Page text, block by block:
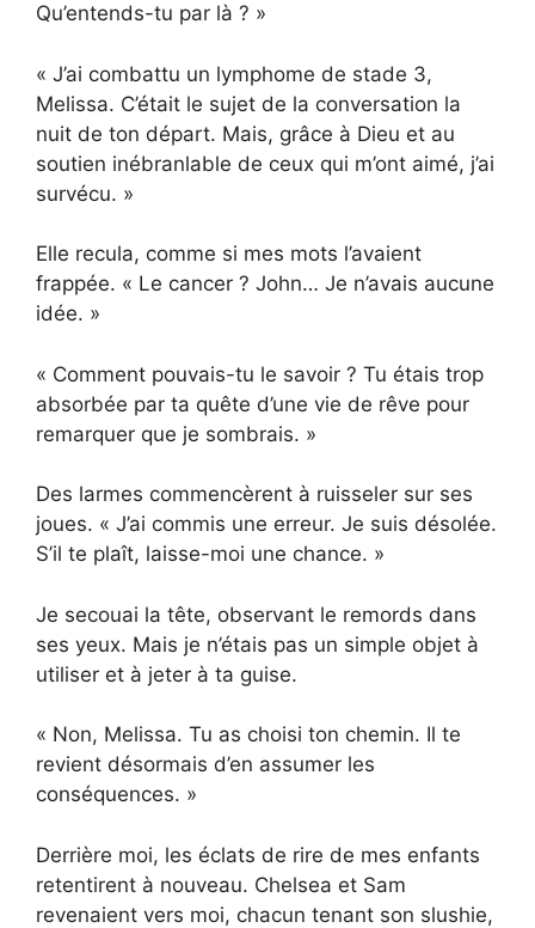
Qu’entends-tu par là ? »
« J’ai combattu un lymphome de stade 3,
Melissa. C’était le sujet de la conversation la
nuit de ton départ. Mais, grâce à Dieu et au
soutien inébranlable de ceux qui m’ont aimé, j’ai
survécu. »
Elle recula, comme si mes mots l’avaient
frappée. « Le cancer ? John… Je n’avais aucune
idée. »
« Comment pouvais-tu le savoir ? Tu étais trop
absorbée par ta quête d’une vie de rêve pour
remarquer que je sombrais. »
Des larmes commencèrent à ruisseler sur ses
joues. « J’ai commis une erreur. Je suis désolée.
S’il te plaît, laisse-moi une chance. »
Je secouai la tête, observant le remords dans
ses yeux. Mais je n’étais pas un simple objet à
utiliser et à jeter à ta guise.
« Non, Melissa. Tu as choisi ton chemin. Il te
revient désormais d’en assumer les
conséquences. »
Derrière moi, les éclats de rire de mes enfants
retentirent à nouveau. Chelsea et Sam
revenaient vers moi, chacun tenant son slushie,